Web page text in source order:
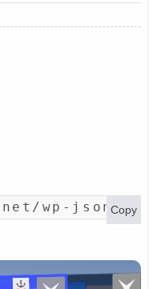
wp-json/my-
Copy